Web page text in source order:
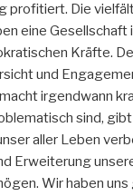
profitiert. Die
eine Gesellschaft
Kräfte.
und
irgendwann
sind,
aller Leben
Erweiterung
Wir haben